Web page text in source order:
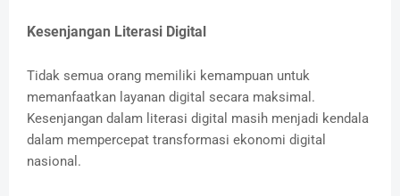
Kesenjangan Literasi Digital
Tidak semua orang memiliki kemampuan untuk
memanfaatkan layanan digital secara maksimal.
Kesenjangan dalam literasi digital masih menjadi kendala
dalam mempercepat transformasi ekonomi digital
nasional.